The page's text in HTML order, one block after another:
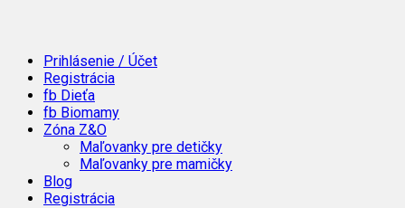
Prihlásenie / Účet
Registrácia
fb Dieťa
fb Biomamy
Zóna Z&O
Maľovanky pre detičky
Maľovanky pre mamičky
Blog
Registrácia